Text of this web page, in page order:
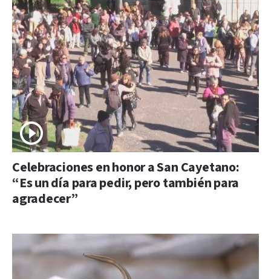
Celebraciones en honor a San Cayetano:
“Es un día para pedir, pero también para
agradecer”